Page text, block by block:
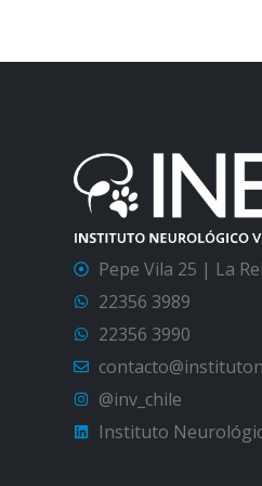
Pepe Vila 25 | La
22356 3989
22356 3990
@inv_chile
Instituto